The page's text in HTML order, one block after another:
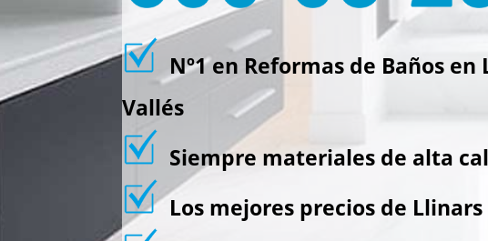
Nº1 en Reformas de Baños en
Vallés
Siempre materiales de alta
Los mejores precios de Llinars